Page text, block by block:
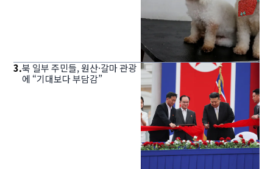
3.북 일부 주민들, 원산·갈마 관광
에 “기대보다 부담감”